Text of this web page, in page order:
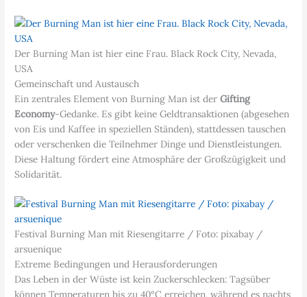
Der Burning Man ist hier eine Frau. Black Rock City, Nevada,
USA
Gemeinschaft und Austausch
Ein zentrales Element von Burning Man ist derGifting
Economy-Gedanke. Es gibt keine Geldtransaktionen (abgesehen
von Eis und Kaffee in speziellen Ständen), stattdessen tauschen
oder verschenken die Teilnehmer Dinge und Dienstleistungen.
Diese Haltung fördert eine Atmosphäre der Großzügigkeit und
Solidarität.
Festival Burning Man mit Riesengitarre / Foto: pixabay /
arsuenique
Extreme Bedingungen und Herausforderungen
Das Leben in der Wüste ist kein Zuckerschlecken: Tagsüber
können Temperaturen bis zu 40°C erreichen, während es nachts